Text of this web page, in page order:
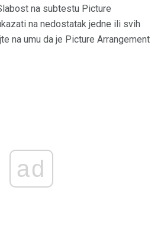
na subtestu Picture
na nedostatak jedne ili svih
na umu da je Picture Arrangement
ad